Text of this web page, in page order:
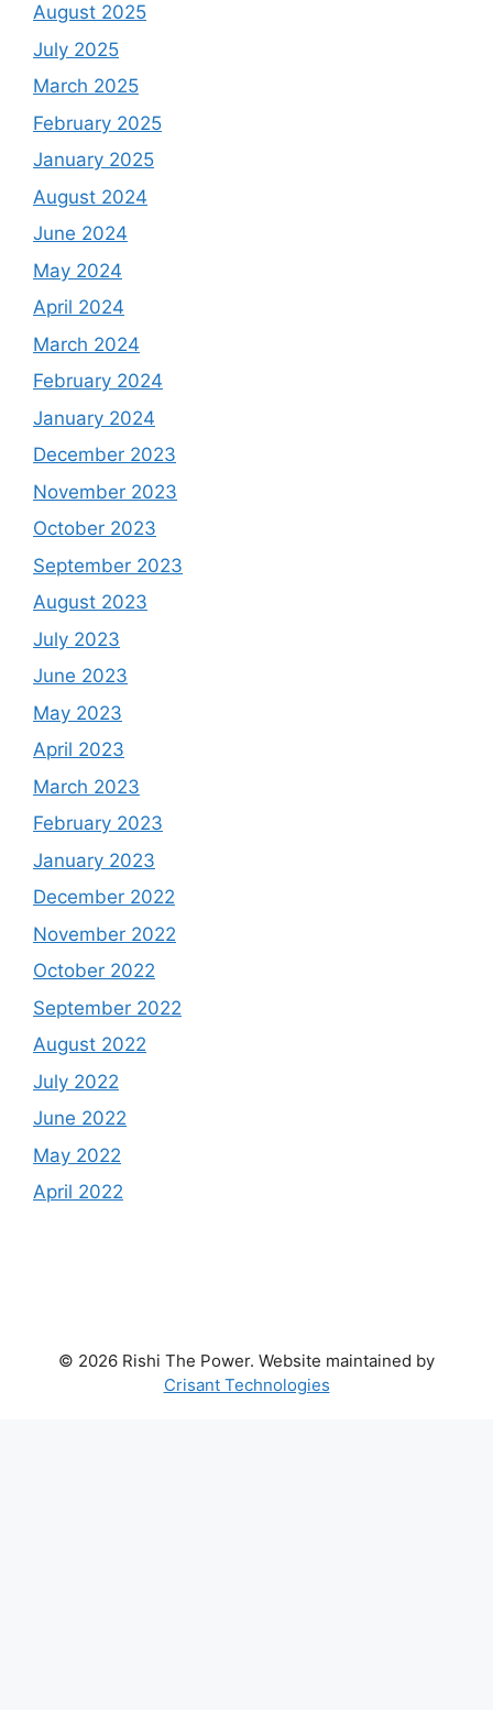
August 2025
July 2025
March 2025
February 2025
January 2025
August 2024
June 2024
May 2024
April 2024
March 2024
February 2024
January 2024
December 2023
November 2023
October 2023
September 2023
August 2023
July 2023
June 2023
May 2023
April 2023
March 2023
February 2023
January 2023
December 2022
November 2022
October 2022
September 2022
August 2022
July 2022
June 2022
May 2022
April 2022
© 2026 Rishi The Power. Website maintained by
Crisant Technologies